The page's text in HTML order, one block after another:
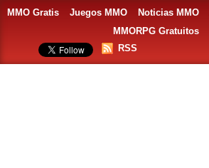
MMO Gratis Juegos MMO Noticias MMO
MMORPG Gratuitos
RSS